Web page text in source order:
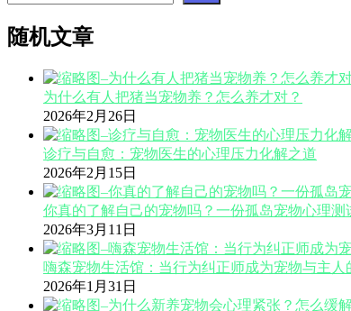
随机文章
为什么有人把猪当宠物养？怎么养才对？
2026年2月26日
诊疗与自愈：宠物医生的心理压力化解之道
2026年2月15日
你真的了解自己的宠物吗？一份孤岛宠物心理测
2026年3月11日
嗨森宠物生活馆：当行为纠正师成为宠物与主人
2026年1月31日